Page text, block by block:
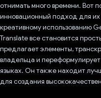
отнимать много времени. Вот
инновационный подход для
креативному использованию
Translate все становится
предлагает элементы,
владельца и
языках. Он также находит
для создания